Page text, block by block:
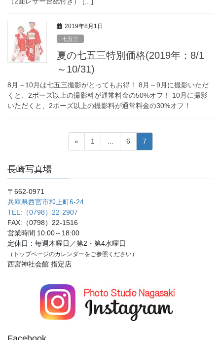
2019年8月1日
七五三
夏の七五三特別価格(2019年：8/1
～10/31)
8月～10月は七五三撮影がとってもお得！ 8月～9月に撮影いただ
くと、2ポーズ以上の撮影料が通常料金の50%オフ！ 10月に撮影
いただくと、2ポーズ以上の撮影料が通常料金の30%オフ！
ナ
ビ
ゲ
ー
シ
ョ
ン
«
固
定
1 …
固
定
6
固
定
7
長崎写真場
〒662-0971
兵庫県西宮市和上町6-24
TEL:（0798）22-2907
FAX:（0798）22-1516
営業時間 10:00～18:00
定休日：毎週木曜日／第2・第4水曜日
（トップページのカレンダーをご参照ください）
西宮神社会館 指定店